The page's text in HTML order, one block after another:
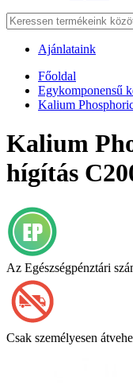
Ajánlataink
Főoldal
Egykomponensű
Kalium
Kalium
hígítás
Az Egészségpénztári
Csak személyesen